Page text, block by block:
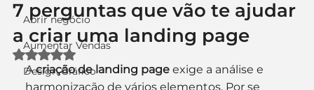
Abrir negócio
Aumentar Vendas
Design Gráfico
7 perguntas que vão te ajudar
a criar uma landing page
Avaliado com NaN de 5 estrelas.
A criação de landing page exige a análise e
harmonização de vários elementos. Por se